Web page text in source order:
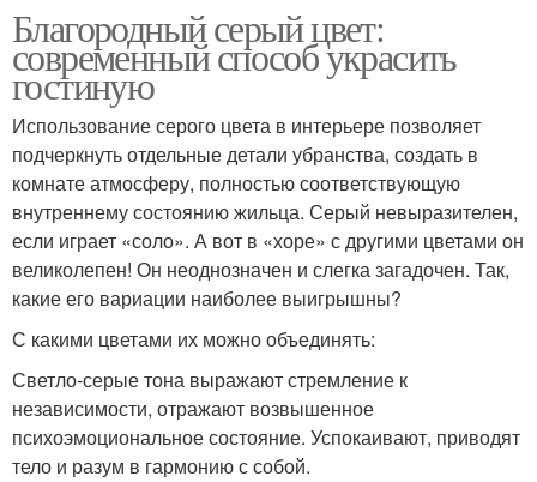
Благородный серый цвет:
современный способ украсить
гостиную
Использование серого цвета в интерьере позволяет
подчеркнуть отдельные детали убранства, создать в
комнате атмосферу, полностью соответствующую
внутреннему состоянию жильца. Серый невыразителен,
если играет «соло». А вот в «хоре» с другими цветами он
великолепен! Он неоднозначен и слегка загадочен. Так,
какие его вариации наиболее выигрышны?
С какими цветами их можно объединять:
Светло-серые тона выражают стремление к
независимости, отражают возвышенное
психоэмоциональное состояние. Успокаивают, приводят
тело и разум в гармонию с собой.